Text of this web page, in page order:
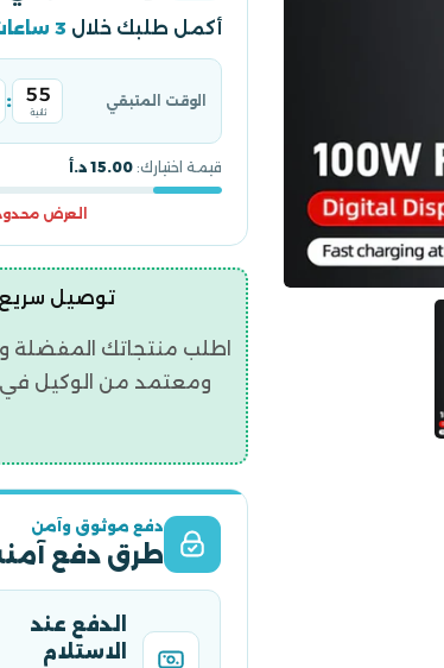
أكمل طلبك خلال 3 ساعات
الوقت المتبقي : 54
ثانية
قيمة اختيارك: 15.00 د.أ
العرض
توصيل سريع | ضمان
اطلب منتجاتك
ومعتمد من الوكيل في
دفع موثوق وآمن
طرق دفع
الدفع عند
الاستلام